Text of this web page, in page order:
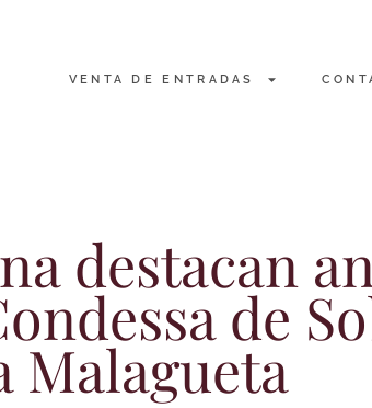
VENTA DE ENTRADAS
destacan
de
Malagueta